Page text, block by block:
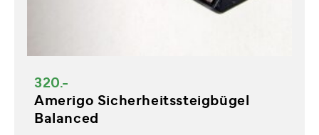
320.-
Amerigo Sicherheitssteigbügel
Balanced